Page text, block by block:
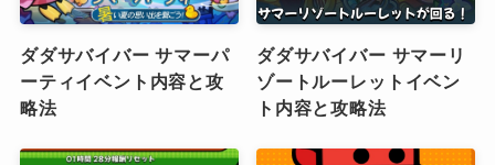
ダダサバイバー サマーパ
ーティイベント内容と攻
略法
ダダサバイバー サマーリ
ゾートルーレットイベン
ト内容と攻略法